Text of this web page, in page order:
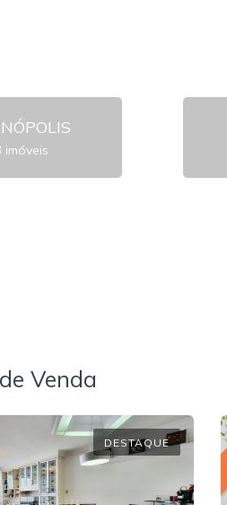
imóveis
Venda
DESTAQUE